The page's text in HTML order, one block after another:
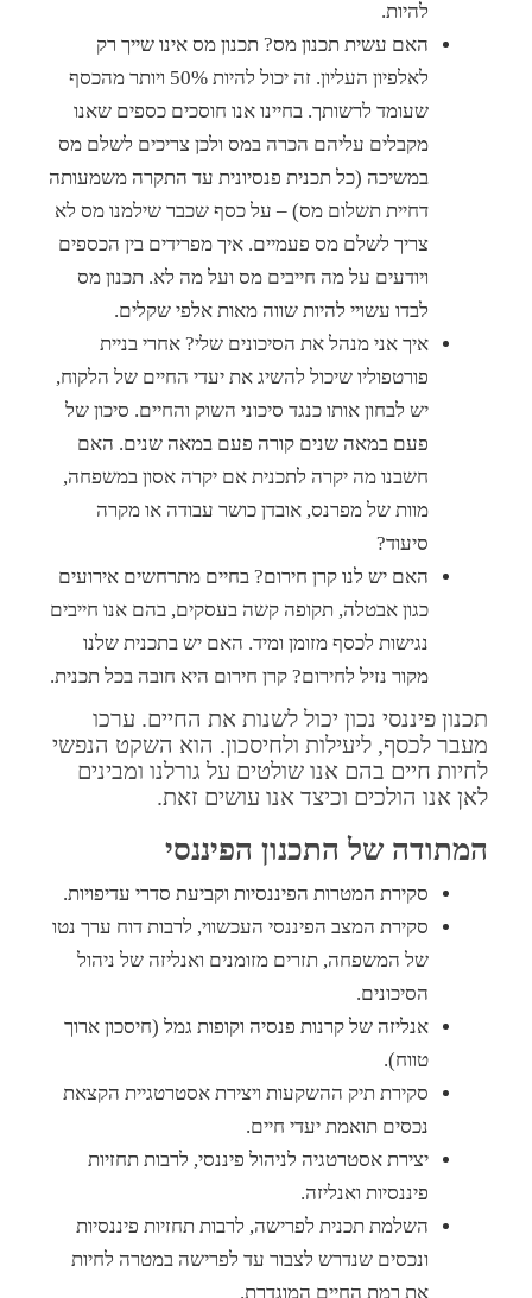
להיות.
האם עשית תכנון מס? תכנון מס אינו שייך רק
לאלפיון העליון. זה יכול להיות 50% ויותר מהכסף
שעומד לרשותך. בחיינו אנו חוסכים כספים שאנו
מקבלים עליהם הכרה במס ולכן צריכים לשלם מס
במשיכה (כל תכנית פנסיונית עד התקרה משמעותה
דחיית תשלום מס) – על כסף שכבר שילמנו מס לא
צריך לשלם מס פעמיים. איך מפרידים בין הכספים
ויודעים על מה חייבים מס ועל מה לא. תכנון מס
לבדו עשויי להיות שווה מאות אלפי שקלים.
איך אני מנהל את הסיכונים שלי? אחרי בניית
פורטפוליו שיכול להשיג את יעדי החיים של הלקוח,
יש לבחון אותו כנגד סיכוני השוק והחיים. סיכון של
פעם במאה שנים קורה פעם במאה שנים. האם
חשבנו מה יקרה לתכנית אם יקרה אסון במשפחה,
מוות של מפרנס, אובדן כושר עבודה או מקרה
סיעוד?
האם יש לנו קרן חירום? בחיים מתרחשים אירועים
כגון אבטלה, תקופה קשה בעסקים, בהם אנו חייבים
נגישות לכסף מזומן ומיד. האם יש בתכנית שלנו
מקור נזיל לחירום? קרן חירום היא חובה בכל תכנית.
תכנון פיננסי נכון יכול לשנות את החיים. ערכו
מעבר לכסף, ליעילות ולחיסכון. הוא השקט הנפשי
לחיות חיים בהם אנו שולטים על גורלנו ומבינים
לאן אנו הולכים וכיצד אנו עושים זאת.
המתודה של התכנון הפיננסי
סקירת המטרות הפיננסיות וקביעת סדרי עדיפויות.
סקירת המצב הפיננסי העכשווי, לרבות דוח ערך נטו
של המשפחה, תזרים מזומנים ואנליזה של ניהול
הסיכונים.
אנליזה של קרנות פנסיה וקופות גמל (חיסכון ארוך
טווח).
סקירת תיק ההשקעות ויצירת אסטרטגיית הקצאת
נכסים תואמת יעדי חיים.
יצירת אסטרטגיה לניהול פיננסי, לרבות תחזיות
פיננסיות ואנליזה.
השלמת תכנית לפרישה, לרבות תחזיות פיננסיות
ונכסים שנדרש לצבור עד לפרישה במטרה לחיות
את רמת החיים המוגדרת.